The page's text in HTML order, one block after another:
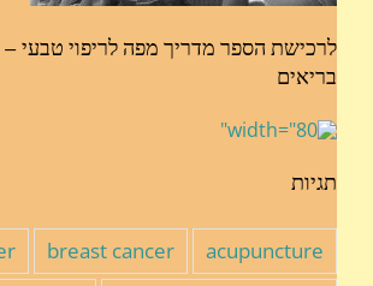
לרכישת הספר מדריך מפה לריפוי טבעי
בריאים
תגיות
acupuncture
breast cancer